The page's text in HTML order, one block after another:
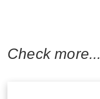
Check more...